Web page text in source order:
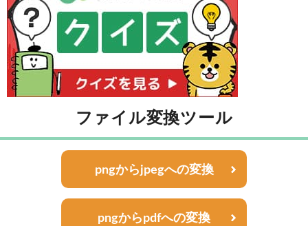
ファイル変換ツール
pngからjpegへの変換
pngからpdfへの変換